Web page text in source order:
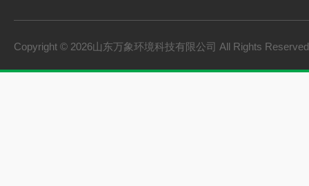
Copyright © 2026山东万象环境科技有限公司 All Rights